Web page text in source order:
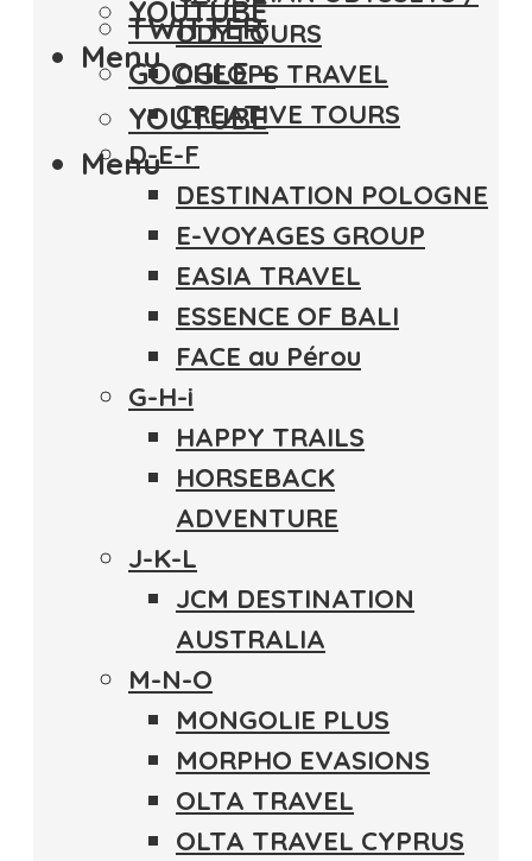
YOUTUBE
Menu
TWITTER
GOOGLE +
YOUTUBE
Menu
ODYTOURS
CHEOPS TRAVEL
CREATIVE TOURS
D-E-F
DESTINATION POLOGNE
E-VOYAGES GROUP
EASIA TRAVEL
ESSENCE OF BALI
FACE au Pérou
G-H-i
HAPPY TRAILS
HORSEBACK
ADVENTURE
J-K-L
JCM DESTINATION
AUSTRALIA
M-N-O
MONGOLIE PLUS
MORPHO EVASIONS
OLTA TRAVEL
OLTA TRAVEL CYPRUS